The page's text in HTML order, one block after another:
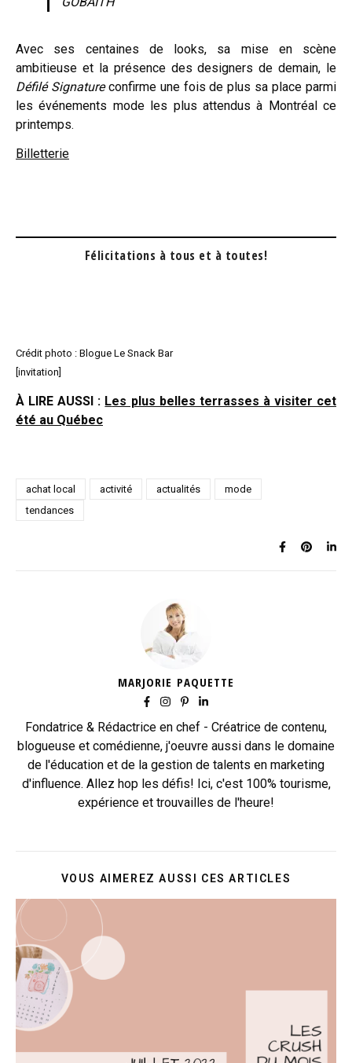
Avec ses centaines de looks, sa mise en scène
ambitieuse et la présence des designers de demain, le
Défilé Signatureconfirme une fois de plus sa place parmi
les événements mode les plus attendus à Montréal ce
printemps.
Billetterie
Félicitations à tous et à toutes!
Crédit photo : Blogue Le Snack Bar
[invitation]
À LIRE AUSSI : Les plus belles terrasses à visiter cet
été au Québec
achat local activité actualités
mode
tendances
MARJORIE PAQUETTE
Fondatrice & Rédactrice en chef - Créatrice de contenu,
blogueuse et comédienne, j'oeuvre aussi dans le domaine
de l'éducation et de la gestion de talents en marketing
d'influence. Allez hop les défis! Ici, c'est 100% tourisme,
expérience et trouvailles de l'heure!
VOUS AIMEREZ AUSSI CES ARTICLES